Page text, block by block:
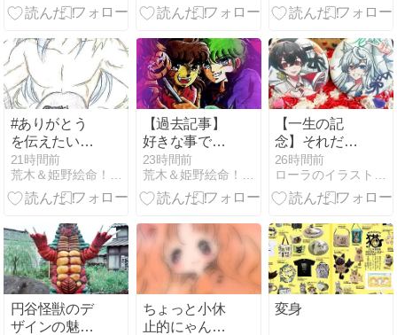
#ありがとう
を伝えたい人
沢山いるなぁ
～....
21時間前
荒木＆姫野絵命！？のグシ裕美のお絵かき攻撃！！
【過去記事】
好きな事で時
間つぶし～
（笑）
23時間前
荒木＆姫野絵命！？のグシ裕美のお絵かき攻撃！！
【一生の記
念】それだけ
で1つのイベ
ントのよう…
推しケーキ記
26時間前
ローラのイラストケーキ指南書
円谷怪獣のデ
ザインの魅力
ちょっと小休
止的にゃんコ
変身